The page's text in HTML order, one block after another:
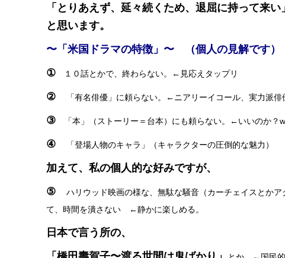
「とりあえず、延々続くため、退屈に持って来
と思います。
〜「米国ドラマの特徴」〜 （個人の見解です）
① １０話とかで、終わらない。←見応えタップリ
② 「有名俳優」に頼らない。←ニアリーイコール、実力派俳
③ 「本」（ストーリー＝台本）にも頼らない。←いいのか？w
④ 「登場人物のキャラ」（キャラクターの圧倒的な魅力）
加えて、私の個人的な好みですが、
⑤
ハリウッド映画の様な、無駄な騒音（カーチェイスとか
て、時間を潰さない ←静かに楽しめる。
日本で言う所の、